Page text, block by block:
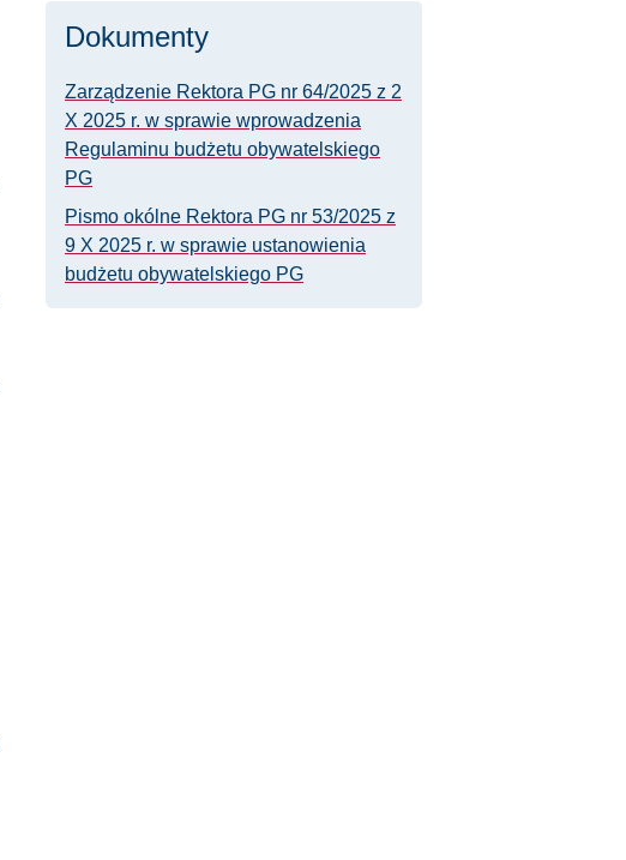
Dokumenty
Zarządzenie Rektora PG nr 64/2025 z 2
X 2025 r. w sprawie wprowadzenia
Regulaminu budżetu obywatelskiego
PG
Pismo okólne Rektora PG nr 53/2025 z
9 X 2025 r. w sprawie ustanowienia
budżetu obywatelskiego PG